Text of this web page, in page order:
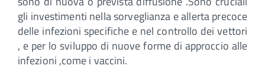
gli investimenti nella sorveglianza e allerta precoce
delle infezioni specifiche e nel controllo dei vettori
, e per lo sviluppo di nuove forme di approccio alle
infezioni ,come i vaccini.